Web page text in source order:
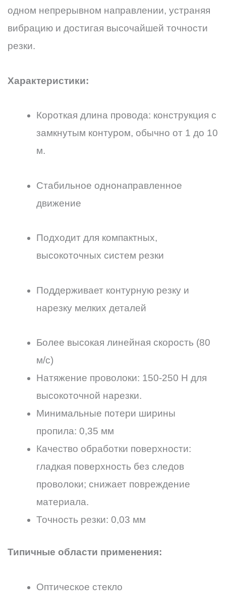
одном непрерывном направлении, устраняя
вибрацию и достигая высочайшей точности
резки.
Характеристики:
Короткая длина провода: конструкция с
замкнутым контуром, обычно от 1 до 10
м.
Стабильное однонаправленное
движение
Подходит для компактных,
высокоточных систем резки
Поддерживает контурную резку и
нарезку мелких деталей
Более высокая линейная скорость (80
м/с)
Натяжение проволоки: 150-250 Н для
высокоточной нарезки.
Минимальные потери ширины
пропила: 0,35 мм
Качество обработки поверхности:
гладкая поверхность без следов
проволоки; снижает повреждение
материала.
Точность резки: 0,03 мм
Типичные области применения:
Оптическое стекло